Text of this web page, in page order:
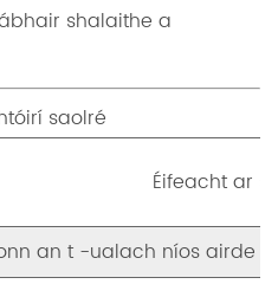
shalaithe a
saolré
Éifeacht ar
an t -ualach níos airde